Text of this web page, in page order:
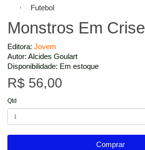
· Futebol
Monstros Em Crise
Editora: Jovem
Autor: Alcides Goulart
Disponibilidade: Em estoque
R$ 56,00
Qtd
Comprar